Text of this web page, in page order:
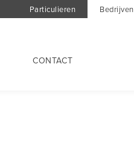
Particulieren Bedrijven
CONTACT